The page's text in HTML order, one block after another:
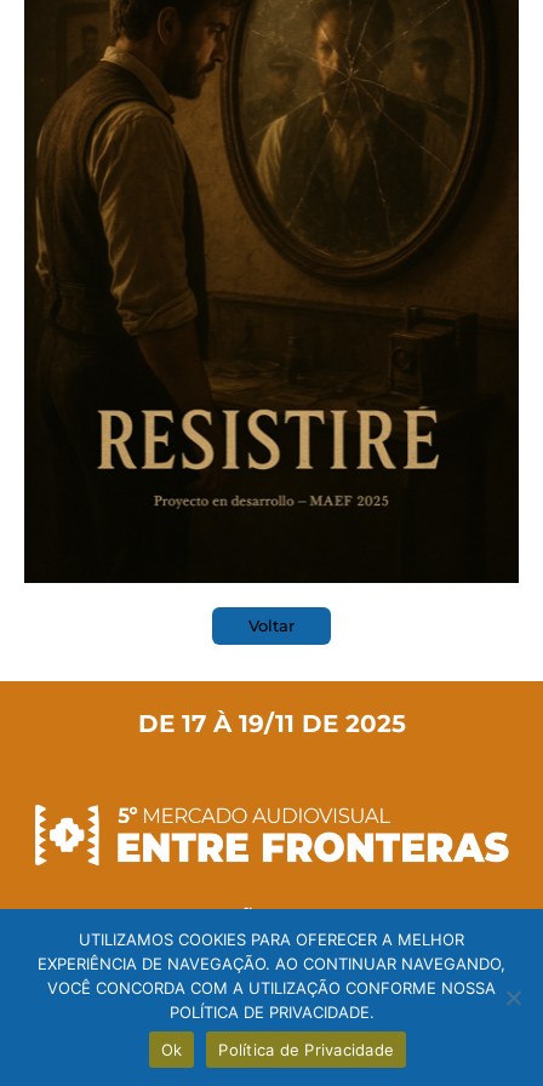
Voltar
DE 17 À 19/11 DE 2025
“Onde as fronteiras se cruzam,
as histórias se encontram
2025 – TODOS OS DIREITOS RESERVADOS
UTILIZAMOS COOKIES PARA OFERECER A MELHOR
EXPERIÊNCIA DE NAVEGAÇÃO. AO CONTINUAR NAVEGANDO,
VOCÊ CONCORDA COM A UTILIZAÇÃO CONFORME NOSSA
POLÍTICA DE PRIVACIDADE.
Ok
Política de Privacidade